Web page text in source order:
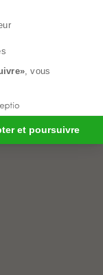
, vous
et poursuivre